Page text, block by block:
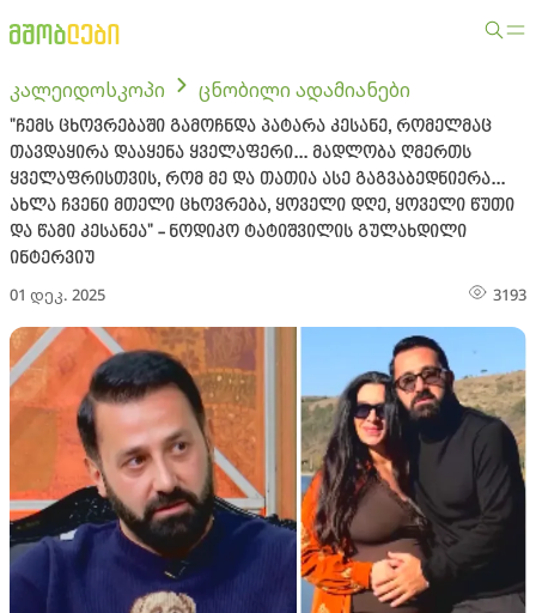
კალეიდოსკოპი ცნობილი ადამიანები
"ჩემს ცხოვრებაში გამოჩნდა პატარა კესანე, რომელმაც
თავდაყირა დააყენა ყველაფერი... მადლობა ღმერთს
ყველაფრისთვის, რომ მე და თათია ასე გაგვაბედნიერა...
ახლა ჩვენი მთელი ცხოვრება, ყოველი დღე, ყოველი წუთი
და წამი კესანეა" - ნოდიკო ტატიშვილის გულახდილი
ინტერვიუ
01 დეკ. 2025 3193